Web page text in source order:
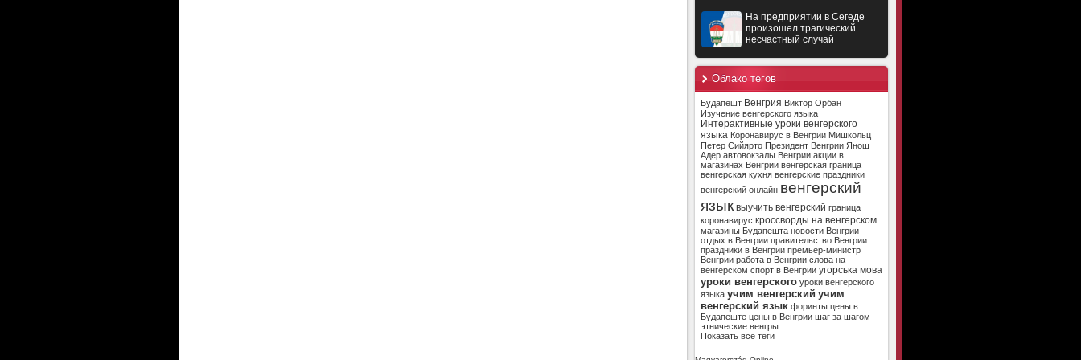
На предприятии в Сегеде
произошел трагический
несчастный случай
Облако тегов
Будапешт Венгрия Виктор Орбан
Изучение венгерского языка
Интерактивные уроки венгерского
языка Коронавирус в Венгрии Мишкольц
Петер Сийярто Президент Венгрии Янош
Адер автовокзалы Венгрии акции в
магазинах Венгрии венгерская граница
венгерская кухня венгерские праздники
венгерский онлайн венгерский
язык выучить венгерский граница
коронавирус кроссворды на венгерском
магазины Будапешта новости Венгрии
отдых в Венгрии правительство Венгрии
праздники в Венгрии премьер-министр
Венгрии работа в Венгрии слова на
венгерском спорт в Венгрии угорська мова
уроки венгерского уроки венгерского
языка учим венгерский учим
венгерский язык форинты цены в
Будапеште цены в Венгрии шаг за шагом
этнические венгры
Показать все теги